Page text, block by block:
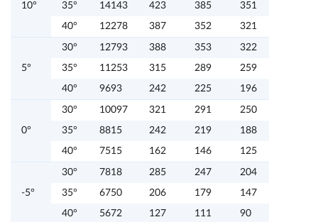
10° 35° 14143 423 385 351
40° 12278 387 352 321
5°
30° 12793 388 353 322
35° 11253 315 289 259
40° 9693 242 225 196
0°
30° 10097 321 291 250
35° 8815 242 219 188
40° 7515 162 146 125
-5°
30° 7818 285 247 204
35° 6750 206 179 147
40° 5672 127 111 90